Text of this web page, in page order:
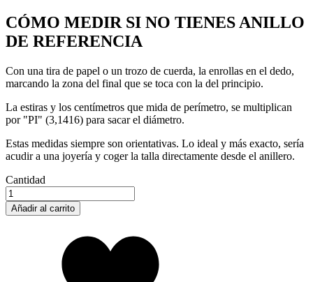
CÓMO MEDIR SI NO TIENES ANILLO
DE REFERENCIA
Con una tira de papel o un trozo de cuerda, la enrollas en el dedo,
marcando la zona del final que se toca con la del principio.
La estiras y los centímetros que mida de perímetro, se multiplican
por "PI" (3,1416) para sacar el diámetro.
Estas medidas siempre son orientativas. Lo ideal y más exacto, sería
acudir a una joyería y coger la talla directamente desde el anillero.
Cantidad
Añadir al carrito